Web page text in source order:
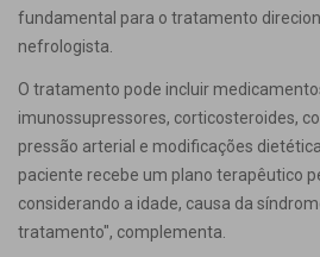
fundamental para o tratamento
nefrologista.
O tratamento pode incluir
imunossupressores, corticosteroides,
pressão arterial e modificações
paciente recebe um plano terapêutico
considerando a idade, causa da
tratamento", complementa.